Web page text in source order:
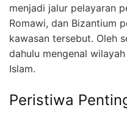
menjadi jalur pelayaran
Romawi, dan Bizantium
kawasan tersebut. Oleh
dahulu mengenal
Islam.
Peristiwa